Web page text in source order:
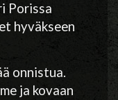
Porissa
hyväkseen
onnistua.
ja kovaan